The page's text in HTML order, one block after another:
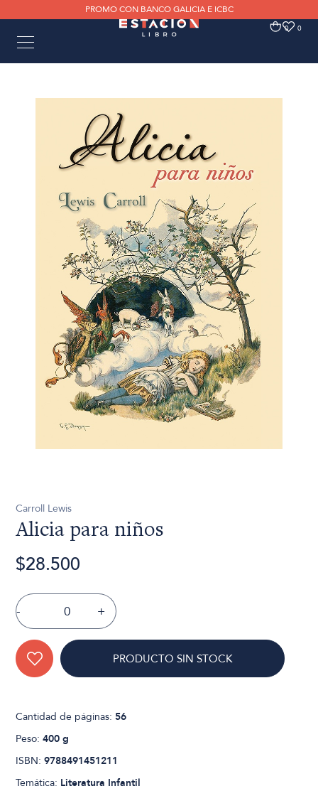
PROMO CON BANCO GALICIA E ICBC
0 0
Carroll Lewis
Alicia para niños
$28.500
- +
PRODUCTO SIN STOCK
Cantidad de páginas:56
Peso:400 g
ISBN:9788491451211
Temática: Literatura Infantil